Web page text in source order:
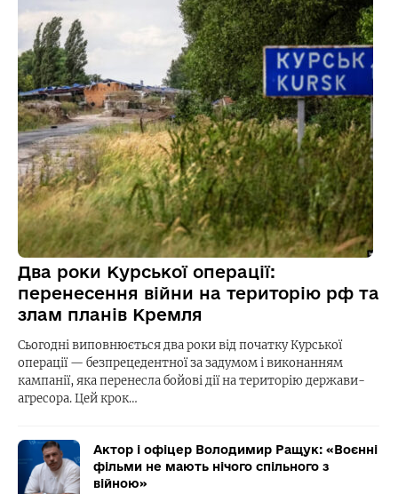
Два роки Курської операції:
перенесення війни на територію рф та
злам планів Кремля
Сьогодні виповнюється два роки від початку Курської
операції — безпрецедентної за задумом і виконанням
кампанії, яка перенесла бойові дії на територію держави-
агресора. Цей крок…
Актор і офіцер Володимир Ращук: «Воєнні
фільми не мають нічого спільного з
війною»